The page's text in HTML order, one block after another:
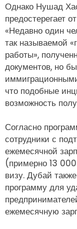
Однако Нушад
предостерегает
«Недавно один
так называемой
работы»,
документов, но
что подобные
возможность
Согласно
сотрудники с
ежемесячной
(примерно 13
визу. Дубай
программу для
ежемесячную